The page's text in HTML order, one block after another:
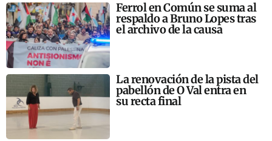
Ferrol en Común se suma al
respaldo a Bruno Lopes tras
el archivo de la causa
La renovación de la pista del
pabellón de O Val entra en
su recta final